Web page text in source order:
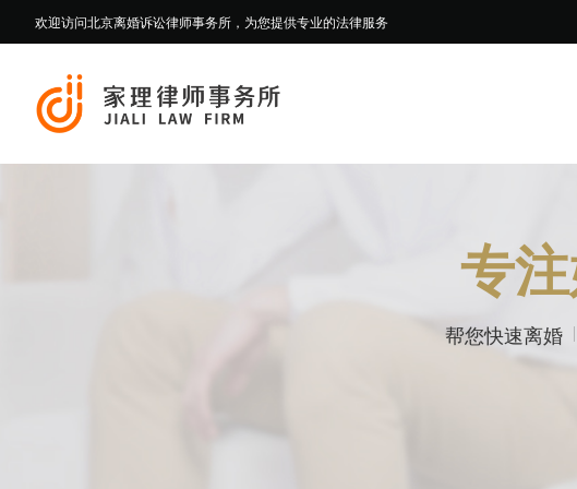
欢迎访问北京离婚诉讼律师事务所，为您提供专业的法律服务
专
帮您快速离婚